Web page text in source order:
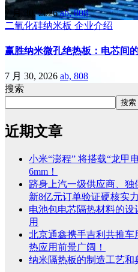
7 月 30, 2026ab, 808
二氧化硅纳米板 企业介绍
赢胜纳米微孔绝热板：电芯间
7 月 30, 2026 ab, 808
搜索
搜索
近期文章
小米“澎程” 将搭载“龙甲
6mm！
跻身上汽一级供应商、
新8亿元订单验证硬核实力
电池包电芯隔热材料的
用
北京通鑫携手吉利共推
热应用前景广阔！
纳米隔热板的制造工艺和